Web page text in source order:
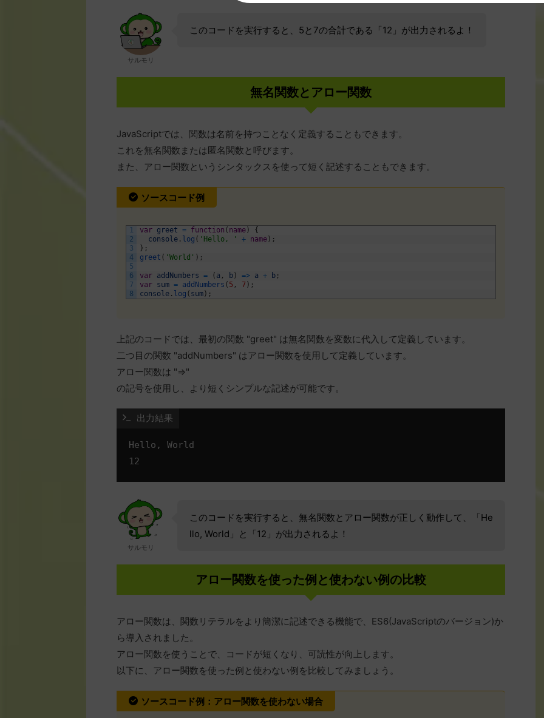
サルモリ
このコードを実行すると、5と7の合計である「12」が出力されるよ！
無名関数とアロー関数
JavaScriptでは、関数は名前を持つことなく定義することもできます。
これを無名関数または匿名関数と呼びます。
また、アロー関数というシンタックスを使って短く記述することもできます。
ソースコード例
1
2
3
4
5
6
7
8
var greet = function ( name )
{
console . log ( 'Hello, ' + name ) ;
} ;
greet ( 'World' ) ;
var addNumbers = ( a , b ) => a + b ;
var sum = addNumbers ( 5 , 7 ) ;
console . log ( sum ) ;
上記のコードでは、最初の関数 "greet" は無名関数を変数に代入して定義しています。
二つ目の関数 "addNumbers" はアロー関数を使用して定義しています。
アロー関数は "=>"
の記号を使用し、より短くシンプルな記述が可能です。
出力結果
Hello, World
サルモリ
このコードを実行すると、無名関数とアロー関数が正しく動作して、「He
llo, World」と「12」が出力されるよ！
アロー関数を使った例と使わない例の比較
アロー関数は、関数リテラルをより簡潔に記述できる機能で、ES6(JavaScriptのバージョン)か
ら導入されました。
アロー関数を使うことで、コードが短くなり、可読性が向上します。
以下に、アロー関数を使った例と使わない例を比較してみましょう。
ソースコード例：アロー関数を使わない場合